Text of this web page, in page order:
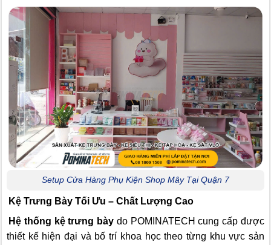
Setup Cửa Hàng Phụ Kiện Shop Mây Tại Quận 7
Kệ Trưng Bày Tối Ưu – Chất Lượng Cao
Hệ thống kệ trưng bày do POMINATECH cung cấp được
thiết kế hiện đại và bố trí khoa học theo từng khu vực sản